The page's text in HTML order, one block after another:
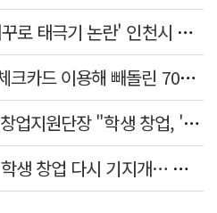
김희철도 "X돌았네"…'거꾸로 태극기 논란' 인천시 현수막, 이틀 만에 철거
치매노인 예금 수천만원 체크카드 이용해 빼돌린 70대 간병인, 집행유예
윤정현 영남대 YUnicorn창업지원단장 "학생 창업, '팀 빌딩'이 제일 중요"
"취업 대신 창업" 대학가 학생 창업 다시 기지개… 창업자·기업·매출 동반 성장